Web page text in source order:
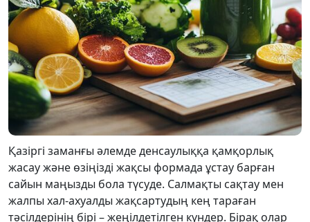
Қазіргі заманғы әлемде денсаулыққа қамқорлық
жасау және өзіңізді жақсы формада ұстау барған
сайын маңызды бола түсуде. Салмақты сақтау мен
жалпы хал-ахуалды жақсартудың кең тараған
тәсілдерінің бірі – жеңілдетілген күндер. Бірақ олар